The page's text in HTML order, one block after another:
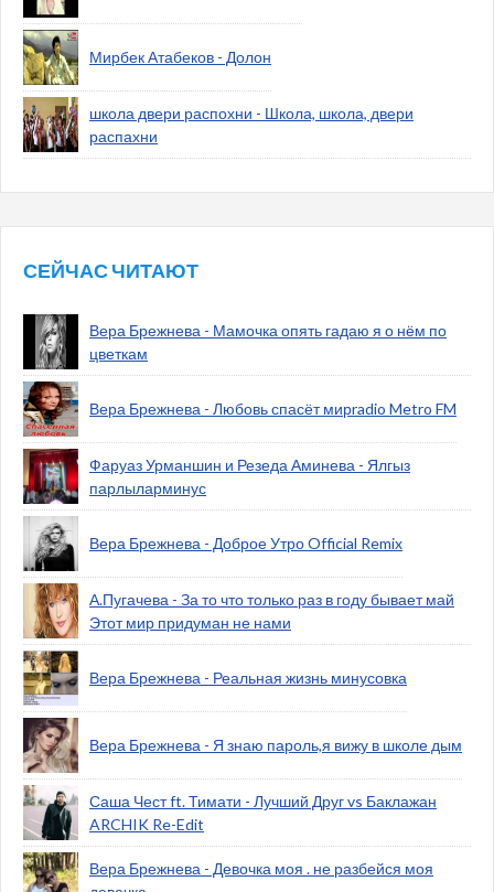
Мирбек Атабеков - Долон
школа двери распохни - Школа, школа, двери
распахни
СЕЙЧАС ЧИТАЮТ
Вера Брежнева - Мамочка опять гадаю я о нём по
цветкам
Вера Брежнева - Любовь спасёт мирradio Metro FM
Фаруаз Урманшин и Резеда Аминева - Ялгыз
парлыларминус
Вера Брежнева - Доброе Утро Official Remix
А.Пугачева - За то что только раз в году бывает май
Этот мир придуман не нами
Вера Брежнева - Реальная жизнь минусовка
Вера Брежнева - Я знаю пароль,я вижу в школе дым
Саша Чест ft. Тимати - Лучший Друг vs Баклажан
ARCHIK Re-Edit
Вера Брежнева - Девочка моя . не разбейся моя